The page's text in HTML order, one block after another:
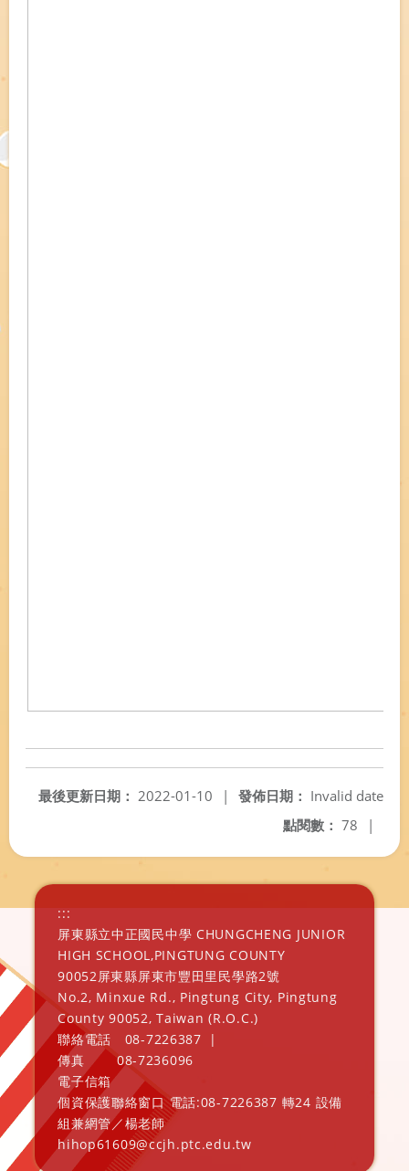
發佈日期： Invalid date
最後更新日期： 2022-01-10
|
點閱數： 78 |
:::
屏東縣立中正國民中學 CHUNGCHENG JUNIOR
HIGH SCHOOL,PINGTUNG COUNTY
90052屏東縣屏東市豐田里民學路2號
No.2, Minxue Rd., Pingtung City, Pingtung
County 90052, Taiwan (R.O.C.)
聯絡電話
08-7226387
|
傳真
08-7236096
電子信箱
個資保護聯絡窗口 電話:08-7226387 轉24 設備
組兼網管／楊老師
hihop61609@ccjh.ptc.edu.tw